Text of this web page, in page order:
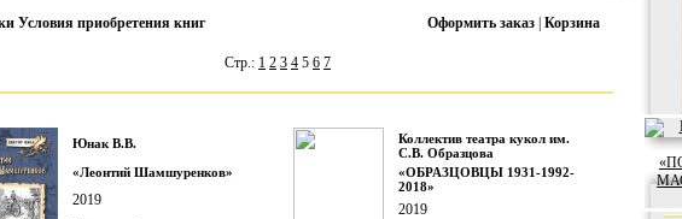
Условия приобретения книг Оформить заказ Корзина
Стр.: 1 2 3 4 5 6 7
Юнак В.В.
«Леонтий Шамшуренков»
2019
Коллектив театра кукол им.
С.В. Образцова
«ОБРАЗЦОВЦЫ 1931-1992-
2018»
2019